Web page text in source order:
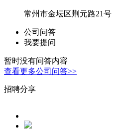
常州市金坛区荆元路21号
公司问答
我要提问
暂时没有问答内容
查看更多公司问答>>
招聘分享